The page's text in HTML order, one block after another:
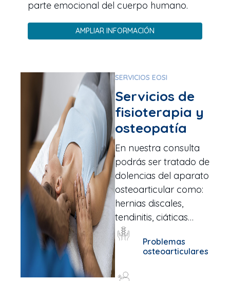
parte emocional del cuerpo humano.
AMPLIAR INFORMACIÓN
SERVICIOS EOSI
Servicios de
fisioterapia y
osteopatía
En nuestra consulta
podrás ser tratado de
dolencias del aparato
osteoarticular como:
hernias discales,
tendinitis, ciáticas…
Problemas
osteoarticulares